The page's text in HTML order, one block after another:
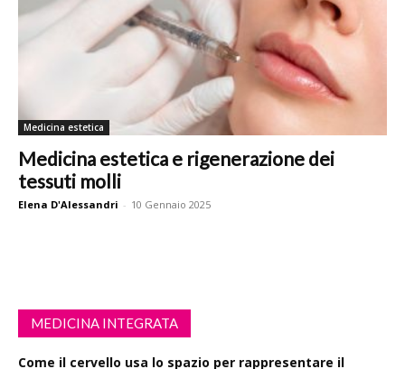
Medicina estetica
Medicina estetica e rigenerazione dei
tessuti molli
Elena D'Alessandri - 10 Gennaio 2025
MEDICINA INTEGRATA
Come il cervello usa lo spazio per rappresentare il